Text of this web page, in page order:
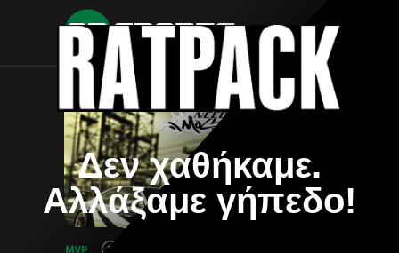
Δεν χαθήκαμε.
Αλλάξαμε γήπεδο!